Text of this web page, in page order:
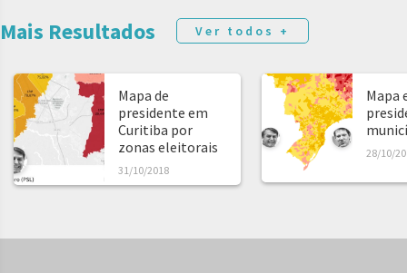
Mais Resultados Ver todos +
Mapa de
presidente em
Curitiba por
zonas eleitorais
31/10/2018
Mapa
28/10/